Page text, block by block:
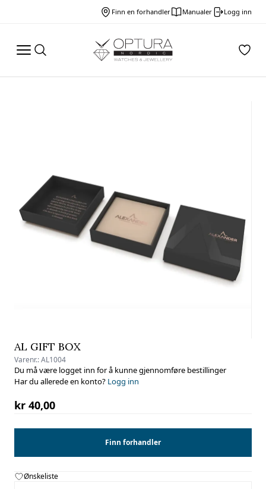
Finn en forhandler Manualer Logg inn
AL GIFT BOX
Varenr.:AL1004
Du må være logget inn for å kunne gjennomføre bestillinger
Har du allerede en konto? Logg inn
kr 40,00
Finn forhandler
Ønskeliste